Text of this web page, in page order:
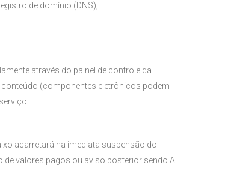
de domínio (DNS);
através do painel de controle da
(componentes eletrônicos podem
acarretará na imediata suspensão do
valores pagos ou aviso posterior sendo A